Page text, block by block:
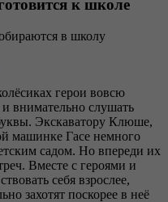
к школе
в школу
герои вовсю
и внимательно слушать
Экскаватору Клюше,
машинке Гасе немного
садом. Но впереди их
Вместе с героями и
себя взрослее,
захотят поскорее в неё